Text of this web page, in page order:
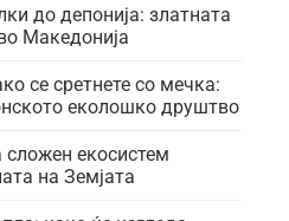
до депонија: златната
Македонија
се сретнете со мечка:
еколошко друштво
сложен екосистем
на Земјата